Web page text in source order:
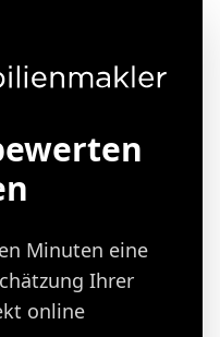
Minuten eine
Ihrer
online